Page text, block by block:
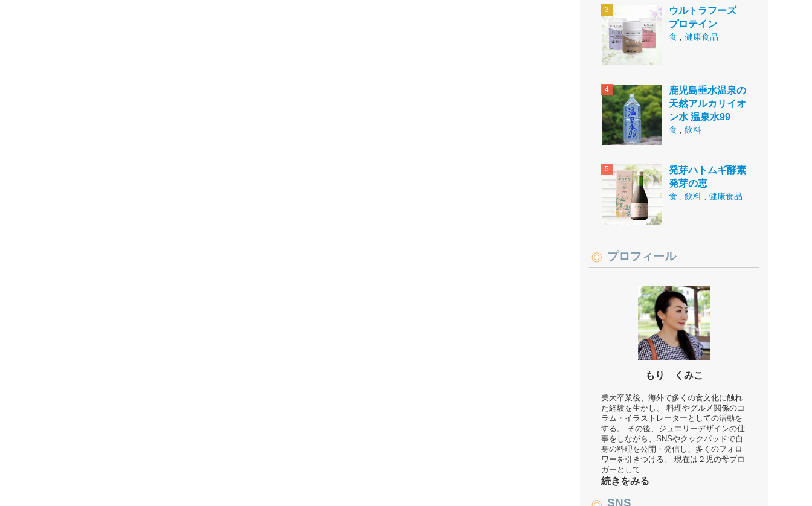
ウルトラフーズ
プロテイン
食 健康食品
鹿児島垂水温泉の
天然アルカリイオ
ン水 温泉水99
食 飲料
発芽ハトムギ酵素
発芽の恵
食 飲料 健康食品
プロフィール
もり くみこ
美大卒業後、海外で多くの食文化に触れ
た経験を生かし、 料理やグルメ関係のコ
ラム・イラストレーターとしての活動を
する。 その後、ジュエリーデザインの仕
事をしながら、SNSやクックパッドで自
身の料理を公開・発信し、多くのフォロ
ワーを引きつける。 現在は２児の母ブロ
ガーとして...
続きをみる
SNS